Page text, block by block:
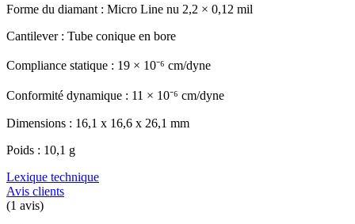
Forme du diamant : Micro Line nu 2,2 × 0,12 mil
Cantilever : Tube conique en bore
Compliance statique : 19 × 10⁻⁶ cm/dyne
Conformité dynamique : 11 × 10⁻⁶ cm/dyne
Dimensions : 16,1 x 16,6 x 26,1 mm
Poids : 10,1 g
Lexique technique
Avis clients
(1 avis)